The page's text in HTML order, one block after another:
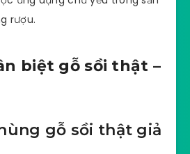
rượu.
biệt gỗ sồi thật –
gỗ sồi thật giả